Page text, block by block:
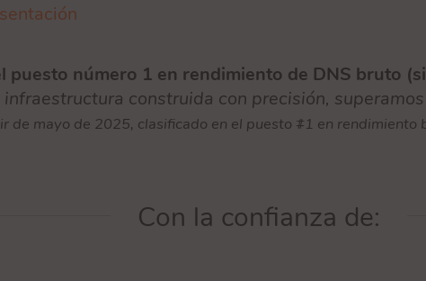
puesto número 1 en rendimiento de DNS bruto
construida con precisión,
de mayo de 2025, clasificado en el puesto #1 en rendimiento
Con la confianza de: